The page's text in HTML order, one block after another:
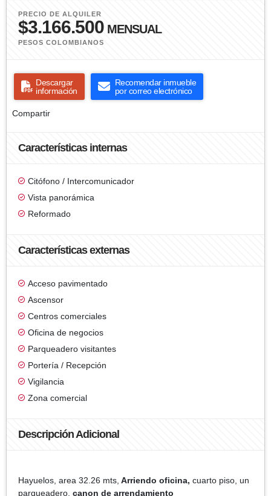
PRECIO DE ALQUILER
$3.166.500 MENSUAL
PESOS COLOMBIANOS
Descargar
información
Recomendar inmueble
por correo electrónico
Compartir
Características internas
Citófono / Intercomunicador
Vista panorámica
Reformado
Características externas
Acceso pavimentado
Ascensor
Centros comerciales
Oficina de negocios
Parqueadero visitantes
Portería / Recepción
Vigilancia
Zona comercial
Descripción Adicional
Hayuelos, area 32.26 mts, Arriendo oficina, cuarto piso, un
parqueadero, canon de arrendamiento